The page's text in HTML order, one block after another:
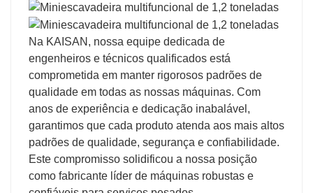
Na KAISAN, nossa equipe dedicada de
engenheiros e técnicos qualificados está
comprometida em manter rigorosos padrões de
qualidade em todas as nossas máquinas. Com
anos de experiência e dedicação inabalável,
garantimos que cada produto atenda aos mais altos
padrões de qualidade, segurança e confiabilidade.
Este compromisso solidificou a nossa posição
como fabricante líder de máquinas robustas e